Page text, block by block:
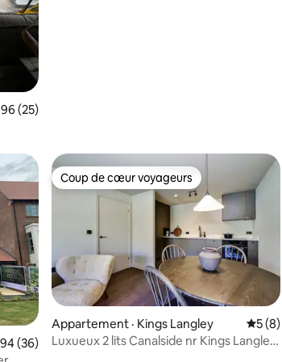
moyenne de 4,96 sur 5, 25 commentaires
(25)
moyenne de 4,94 sur 5, 36 commentaires
(36)
Coup de cœur voyageurs
Coup de cœur voyageurs
Appartement · Kings Langley Note
5 (8)
Luxueux 2 lits Canalside nr Kings Langley